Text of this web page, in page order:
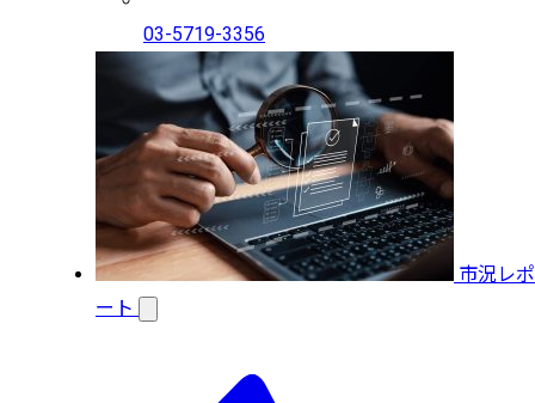
03-5719-3356
市況レポ
ート